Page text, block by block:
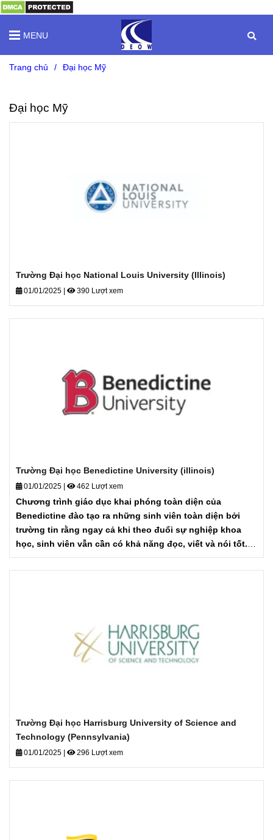
MENU
Trang chủ / Đại học Mỹ
Đại học Mỹ
Trường Đại học National Louis University (Illinois)
01/01/2025 | 390 Lượt xem
Trường Đại học Benedictine University (illinois)
01/01/2025 462 Lượt xem
Chương trình giáo dục khai phóng toàn diện của
Benedictine đào tạo ra những sinh viên toàn diện bởi
trường tin rằng ngay cả khi theo đuổi sự nghiệp khoa
học, sinh viên vẫn cần có khả năng đọc, viết và nói tốt.
Sinh viên tốt nghiệp của chúng tôi là các CEO, giáo sư
Ivy League, nhà khoa học, nhà giáo dục trung học và
Trường Đại học Harrisburg University of Science and
Technology (Pennsylvania)
01/01/2025 | 296 Lượt xem